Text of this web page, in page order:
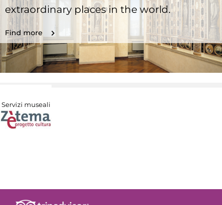
extraordinary places in the world.
Find more
Servizi museali